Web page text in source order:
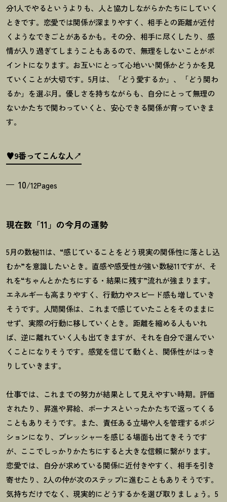
分1人でやるというよりも、人と協力しながらかたちにしていく
ときです。恋愛では関係が深まりやすく、相手との距離が近付
くようなできごとがあるかも。その分、相手に尽くしたり、感
情が入り過ぎてしまうこともあるので、無理をしないことがポ
イントになります。お互いにとって心地いい関係かどうかを見
ていくことが大切です。 5月は、「どう愛するか」、「どう関わ
るか」を選ぶ月。優しさを持ちながらも、自分にとって無理の
ないかたちで関わっていくと、安心できる関係が育っていきま
す。
♥9番ってこんな人
10/12Pages
現在数「11」の今月の運勢
5月の数秘11は、“感じていることをどう現実の関係性に落とし込
むか”を意識したいとき。直感や感受性が強い数秘11ですが、そ
れを“ちゃんとかたちにする・結果に残す”流れが強まります。
エネルギーも高まりやすく、行動力やスピード感も増していき
そうです。人間関係は、これまで感じていたことをそのままに
せず、実際の行動に移していくとき。距離を縮める人もいれ
ば、逆に離れていく人も出てきますが、それを自分で選んでい
くことになりそうです。感覚を信じて動くと、関係性がはっき
りしていきます。
仕事では、これまでの努力が結果として見えやすい時期。評価
されたり、昇進や昇給、ボーナスといったかたちで返ってくる
こともありそうです。また、責任ある立場や人を管理するポジ
ションになり、プレッシャーを感じる場面も出てきそうです
が、ここでしっかりかたちにすると大きな信頼に繋がります。
恋愛では、自分が求めている関係に近付きやすく、相手を引き
寄せたり、 2人の仲が次のステップに進むこともありそうです。
気持ちだけでなく、現実的にどうするかを選び取りましょう。 5